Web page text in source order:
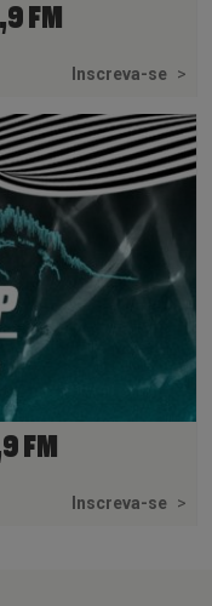
FM
Inscreva-se >
FM
Inscreva-se >